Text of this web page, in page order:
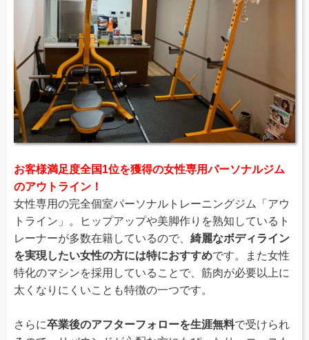
お客様満足度全国1位を獲得の女性専用パーソナルジム
のアウトライン！
女性専用の完全個室パーソナルトレーニングジム「アウ
トライン」。ヒップアップや美脚作りを熟知しているト
レーナーが多数在籍しているので、 綺麗なボディライン
を実現したい女性の方には特におすすめです。また女性
特化のマシンを採用していることで、筋肉が必要以上に
太くなりにくいことも特徴の一つです。
さらに卒業後のアフターフォローを生涯無料で受けられ